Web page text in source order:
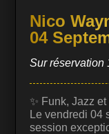
Nico
04
Sur réservation
✨ Funk, Jazz
Le vendredi 04
session